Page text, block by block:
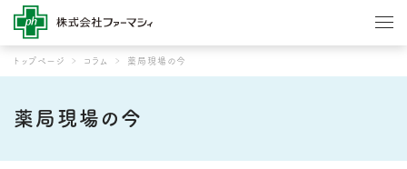
トップページ コラム 薬局現場の今
薬局現場の今